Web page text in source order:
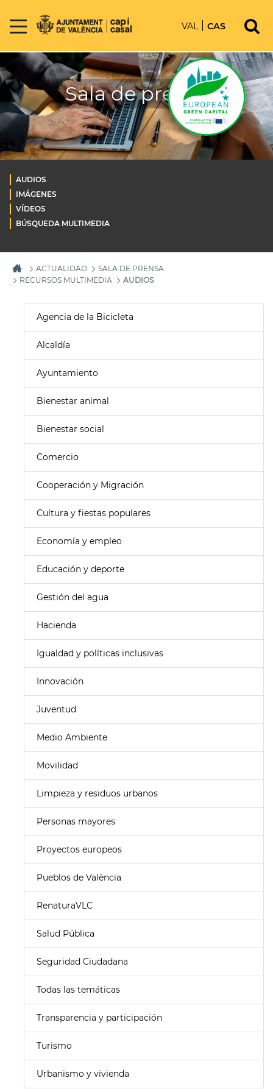
VAL CAS
Sala de prensa
AUDIOS
IMÁGENES
VÍDEOS
BÚSQUEDA MULTIMEDIA
ACTUALIDAD
SALA DE PRENSA
RECURSOS MULTIMEDIA
AUDIOS
Agencia de la Bicicleta
Alcaldía
Ayuntamiento
Bienestar animal
Bienestar social
Comercio
Cooperación y Migración
Cultura y fiestas populares
Economía y empleo
Educación y deporte
Gestión del agua
Hacienda
Igualdad y políticas inclusivas
Innovación
Juventud
Medio Ambiente
Movilidad
Limpieza y residuos urbanos
Personas mayores
Proyectos europeos
Pueblos de València
RenaturaVLC
Salud Pública
Seguridad Ciudadana
Todas las temáticas
Transparencia y participación
Turismo
Urbanismo y vivienda